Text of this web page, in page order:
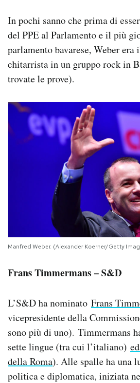
In pochi sanno che prima di
del PPE al Parlamento e il più
parlamento bavarese, Weber era
chitarrista in un gruppo rock in
trovate le prove).
Manfred Weber. (Alexander Koerner/Getty
Frans Timmermans – S&D
L’S&D ha nominato Frans
vicepresidente della
sono più di uno). Timmermans
sette lingue (tra cui l’italiano)
della Roma). Alle spalle ha una
politica e diplomatica, iniziata